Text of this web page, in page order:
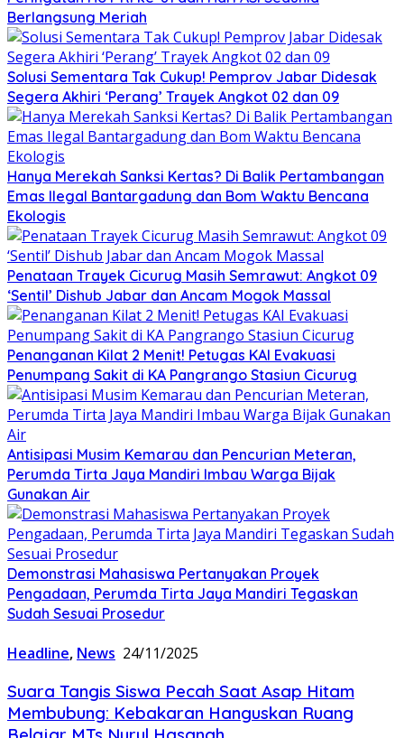
Berlangsung Meriah
Solusi Sementara Tak Cukup! Pemprov Jabar Didesak
Segera Akhiri ‘Perang’ Trayek Angkot 02 dan 09
Hanya Merekah Sanksi Kertas? Di Balik Pertambangan
Emas Ilegal Bantargadung dan Bom Waktu Bencana
Ekologis
Penataan Trayek Cicurug Masih Semrawut: Angkot 09
‘Sentil’ Dishub Jabar dan Ancam Mogok Massal
Penanganan Kilat 2 Menit! Petugas KAI Evakuasi
Penumpang Sakit di KA Pangrango Stasiun Cicurug
Antisipasi Musim Kemarau dan Pencurian Meteran,
Perumda Tirta Jaya Mandiri Imbau Warga Bijak
Gunakan Air
Demonstrasi Mahasiswa Pertanyakan Proyek
Pengadaan, Perumda Tirta Jaya Mandiri Tegaskan
Sudah Sesuai Prosedur
Headline, News 24/11/2025
Suara Tangis Siswa Pecah Saat Asap Hitam
Membubung: Kebakaran Hanguskan Ruang